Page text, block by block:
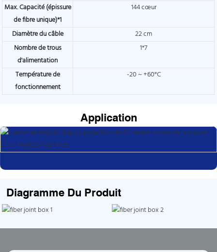
Max. Capacité (épissure
de fibre unique)*1
144 cœur
Diamètre du câble
22 cm
Nombre de trous
d'alimentation
1*7
Température de
fonctionnement
-20 ~ +60°C
Application
Diagramme Du Produit